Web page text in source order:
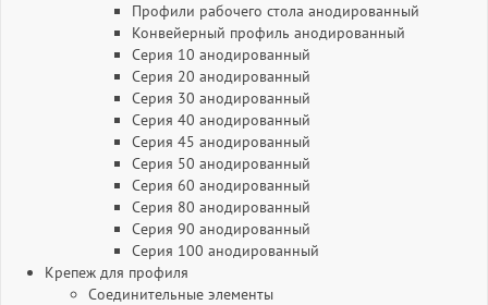
Профили рабочего стола анодированный
Конвейерный профиль анодированный
Серия 10 анодированный
Серия 20 анодированный
Серия 30 анодированный
Серия 40 анодированный
Серия 45 анодированный
Серия 50 анодированный
Серия 60 анодированный
Серия 80 анодированный
Серия 90 анодированный
Серия 100 анодированный
Крепеж для профиля
Соединительные элементы